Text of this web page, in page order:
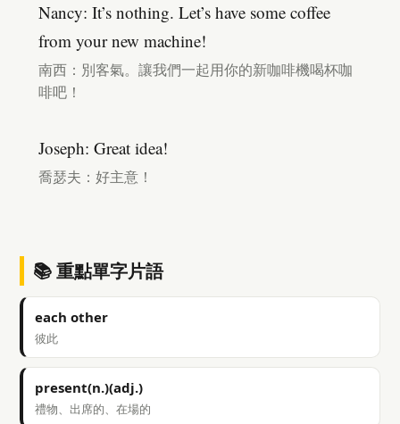
Nancy: It’s nothing. Let’s have some coffee
from your new machine!
南西：別客氣。讓我們一起用你的新咖啡機喝杯咖
啡吧！
Joseph: Great idea!
喬瑟夫：好主意！
📚 重點單字片語
each other
彼此
present(n.)(adj.)
禮物、出席的、在場的